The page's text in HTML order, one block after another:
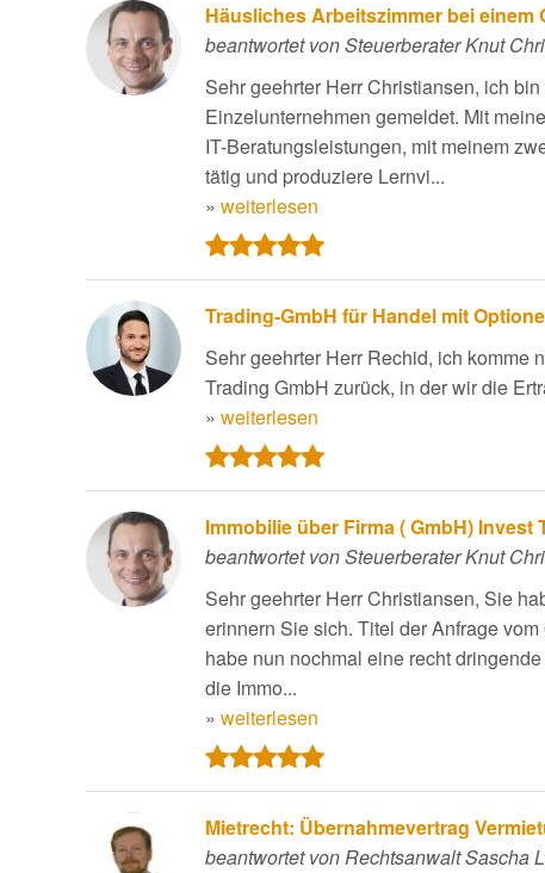
Häusliches Arbeitszimmer bei
beantwortet von Steuerberater Knut
Sehr geehrter Herr Christiansen, ich
Einzelunternehmen gemeldet. Mit
IT-Beratungsleistungen, mit meinem
tätig und produziere Lernvi...
» weiterlesen
Trading-GmbH für Handel mit
Sehr geehrter Herr Rechid, ich komme
Trading GmbH zurück, in der wir die
» weiterlesen
Immobilie über Firma ( GmbH) Invest
beantwortet von Steuerberater Knut
Sehr geehrter Herr Christiansen, Sie
erinnern Sie sich. Titel der Anfrage
habe nun nochmal eine recht
die Immo...
» weiterlesen
Mietrecht: Übernahmevertrag
beantwortet von Rechtsanwalt Sascha